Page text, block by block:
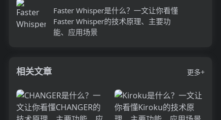
Faster Whisper是什么？一文让你看懂
Faster Whisper的技术原理、主要功
能、应用场景
相关文章 更多+